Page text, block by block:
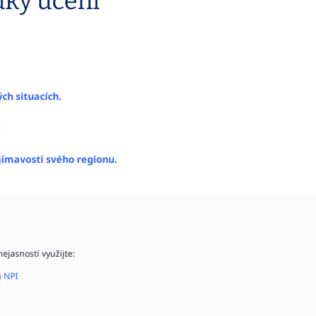
situacích.
svého regionu.
využijte:
NPI